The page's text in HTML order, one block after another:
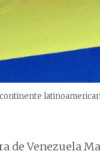
de Venezuela